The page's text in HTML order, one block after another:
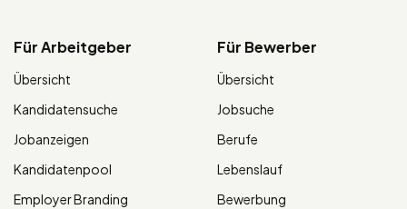
Für Arbeitgeber
Übersicht
Kandidatensuche
Jobanzeigen
Kandidatenpool
Employer Branding
Für Bewerber
Übersicht
Jobsuche
Berufe
Lebenslauf
Bewerbung